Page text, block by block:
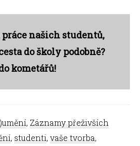
našich studentů,
do školy podobně?
kometářů!
, Záznamy přeživších
, studenti, vaše tvorba,